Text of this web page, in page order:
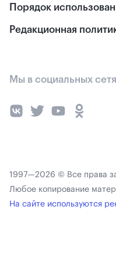
Порядок
Редакционная
Мы в социальных
1997—2026 © Все права
Любое копирование
На сайте используются